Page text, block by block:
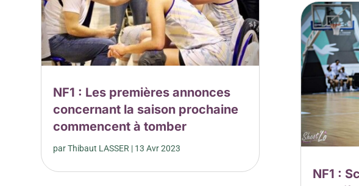
NF1 : Les premières annonces
concernant la saison prochaine
commencent à tomber
parThibaut LASSER | 13 Avr 2023
NF1 :